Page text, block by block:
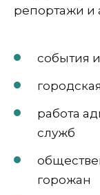
репортажи и
события
работа
служб
горожан